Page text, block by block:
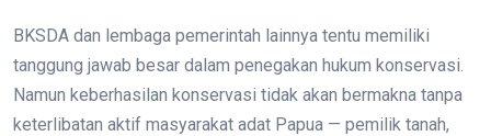
BKSDA dan lembaga pemerintah lainnya tentu memiliki
tanggung jawab besar dalam penegakan hukum konservasi.
Namun keberhasilan konservasi tidak akan bermakna tanpa
keterlibatan aktif masyarakat adat Papua — pemilik tanah,